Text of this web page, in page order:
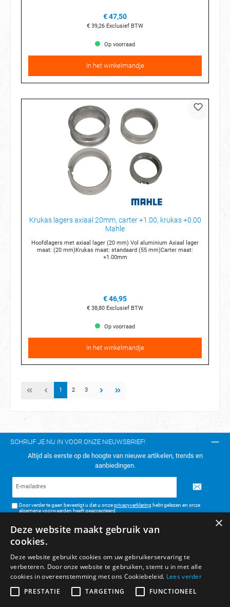
€ 47,50
€ 39,26 Exclusief BTW
Op voorraad
In het winkelmandje
Krukas lagers axiaal 20mm, carter +1.00, krukas +0.00
Mahle
Hoofdlagers met axiaal lager (20 mm) Vol aluminium Axiaal lager
maat: (20 mm)Krukas maat: standaard (55 mm)Carter maat:
+1.00mm
€ 46,95
€ 38,80 Exclusief BTW
Op voorraad
In het winkelmandje
1 2 3
SCHRIJF JE NU IN VOOR ONZE NIEUWSBRIEF!
Altijd als eerste op de hoogte van nieuwe artikelen, trends en
aanbiedingen.
Door verder te gaan bevestigt u dat u onzeprivacyverklaring hebt gelezen en onze
algemene voorwaarden heeft geaccepteerd.
TELEFONISCH CONTACT:
ALGEMENE INFORMATIE
BETAAL- & VERZENDMETHODEN
×
Deze website maakt gebruik van
cookies.
Deze website gebruikt cookies om uw gebruikerservaring te
verbeteren. Door onze website te gebruiken, stemt u in met alle
cookies in overeenstemming met ons Cookiebeleid. Lees verder
PRESTATIE
TARGETING FUNCTIONEEL